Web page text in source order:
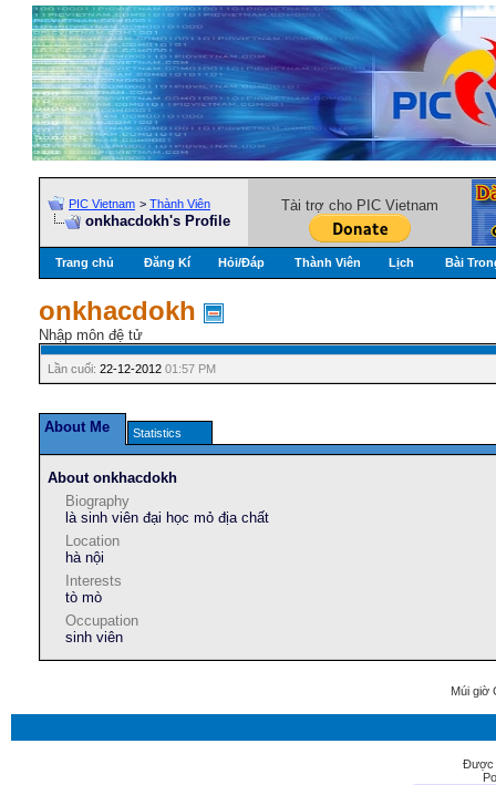
PIC Vietnam > Thành Viên
onkhacdokh's Profile
Tài trợ cho PIC Vietnam
Trang chủ Đăng Kí Hỏi/Ðáp Thành Viên Lịch Bài
onkhacdokh
Nhập môn đệ tử
Lần cuối: 22-12-2012 01:57 PM
About Me Statistics
About onkhacdokh
Biography
là sinh viên đại học mỏ địa chất
Location
hà nội
Interests
tò mò
Occupation
sinh viên
Múi giờ
Được